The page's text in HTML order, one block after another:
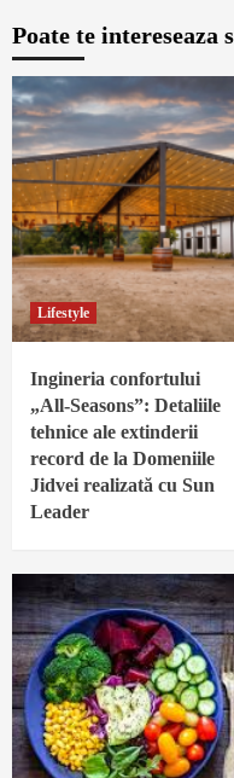
Poate te intereseaza
Lifestyle
Ingineria confortului
„All-Seasons”: Detaliile
tehnice ale extinderii
record de la Domeniile
Jidvei realizată cu Sun
Leader